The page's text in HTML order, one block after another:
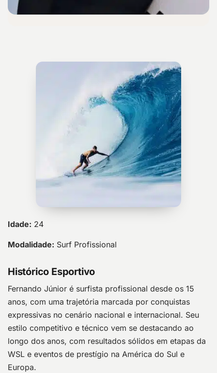
Idade: 24
Modalidade: Surf Profissional
Histórico Esportivo
Fernando Júnior é surfista profissional desde os 15
anos, com uma trajetória marcada por conquistas
expressivas no cenário nacional e internacional. Seu
estilo competitivo e técnico vem se destacando ao
longo dos anos, com resultados sólidos em etapas da
WSL e eventos de prestígio na América do Sul e
Europa.